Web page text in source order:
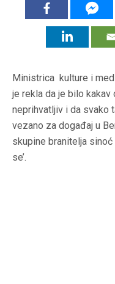
Ministrica kulture i
je rekla da je bilo
neprihvatljiv i da svako
vezano za događaj u
skupine branitelja
se’.